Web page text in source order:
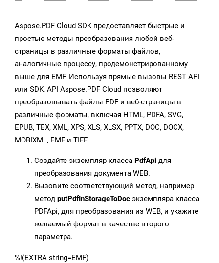
Aspose.PDF Cloud SDK предоставляет быстрые и
простые методы преобразования любой веб-
страницы в различные форматы файлов,
аналогичные процессу, продемонстрированному
выше для EMF. Используя прямые вызовы REST API
или SDK, API Aspose.PDF Cloud позволяют
преобразовывать файлы PDF и веб-страницы в
различные форматы, включая HTML, PDFA, SVG,
EPUB, TEX, XML, XPS, XLS, XLSX, PPTX, DOC, DOCX,
MOBIXML, EMF и TIFF.
Создайте экземпляр класса PdfApi для
преобразования документа WEB.
Вызовите соответствующий метод, например
метод putPdfInStorageToDoc экземпляра класса
PDFApi, для преобразования из WEB, и укажите
желаемый формат в качестве второго
параметра.
%!(EXTRA string=EMF)